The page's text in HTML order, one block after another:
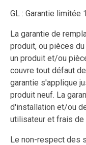
GL : Garantie limitée
La garantie de
produit, ou pièces
un produit et/ou
couvre tout défaut
garantie s'applique
produit neuf. La
d'installation et/ou
utilisateur et frais de
Le non-respect des